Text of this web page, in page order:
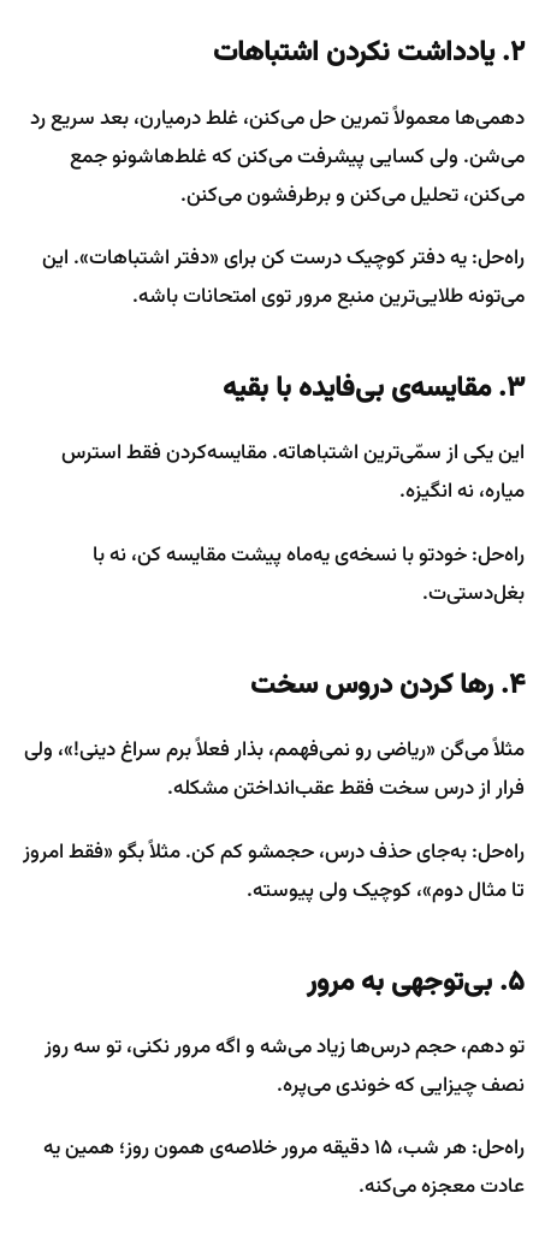
۲. یادداشت نکردن اشتباهات
دهمی‌ها معمولاً تمرین حل می‌کنن، غلط درمیارن، بعد سریع رد
می‌شن. ولی کسایی پیشرفت می‌کنن که غلط‌هاشونو جمع
می‌کنن، تحلیل می‌کنن و برطرفشون می‌کنن.
راه‌حل: یه دفتر کوچیک درست کن برای «دفتر اشتباهات». این
می‌تونه طلایی‌ترین منبع مرور توی امتحانات باشه.
۳. مقایسه‌ی بی‌فایده با بقیه
این یکی از سمّی‌ترین اشتباهاته. مقایسه‌کردن فقط استرس
میاره، نه انگیزه.
راه‌حل: خودتو با نسخه‌ی یه‌ماه پیشت مقایسه کن، نه با
بغل‌دستی‌ت.
۴. رها کردن دروس سخت
مثلاً می‌گن «ریاضی رو نمی‌فهمم، بذار فعلاً برم سراغ دینی!»، ولی
فرار از درس سخت فقط عقب‌انداختن مشکله.
راه‌حل: به‌جای حذف درس، حجمشو کم کن. مثلاً بگو «فقط امروز
تا مثال دوم»، کوچیک ولی پیوسته.
۵. بی‌توجهی به مرور
تو دهم، حجم درس‌ها زیاد می‌شه و اگه مرور نکنی، تو سه روز
نصف چیزایی که خوندی می‌پره.
راه‌حل: هر شب، ۱۵ دقیقه مرور خلاصه‌ی همون روز؛ همین یه
عادت معجزه می‌کنه.